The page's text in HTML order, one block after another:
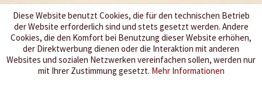
Wir würzen Ihr Leben
Menü
Diese Website benutzt Cookies, die für den technischen Betrieb
der Website erforderlich sind und stets gesetzt werden. Andere
Cookies, die den Komfort bei Benutzung dieser Website erhöhen,
der Direktwerbung dienen oder die Interaktion mit anderen
Websites und sozialen Netzwerken vereinfachen sollen, werden nur
mit Ihrer Zustimmung gesetzt. Mehr Informationen